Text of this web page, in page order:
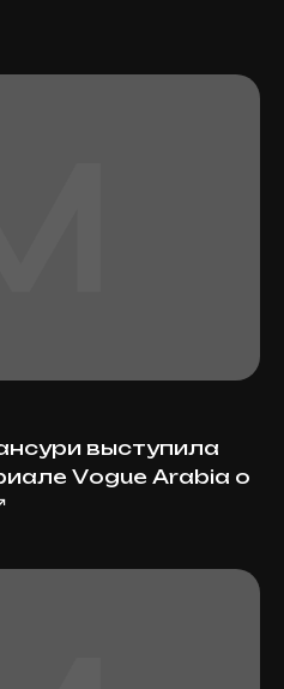
выступила
Vogue Arabia о